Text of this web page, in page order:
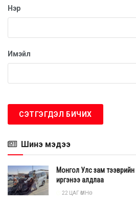
Нэр
Имэйл
Шинэ мэдээ
Монгол Улс зам
иргэнээ алдлаа
22 ЦАГ ӨМНӨ